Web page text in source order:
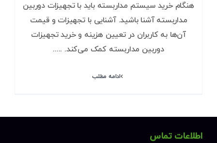
هنگام خرید سیستم مداربسته باید با تجهیزات دوربین
مداربسته آشنا باشید. آشنایی با تجهیزات و قیمت
آن‌ها به کاربران در تعیین هزینه و خرید تجهیزات
دوربین مداربسته کمک می‌کند. .....
ادامه مطلب
اطلاعات تماس